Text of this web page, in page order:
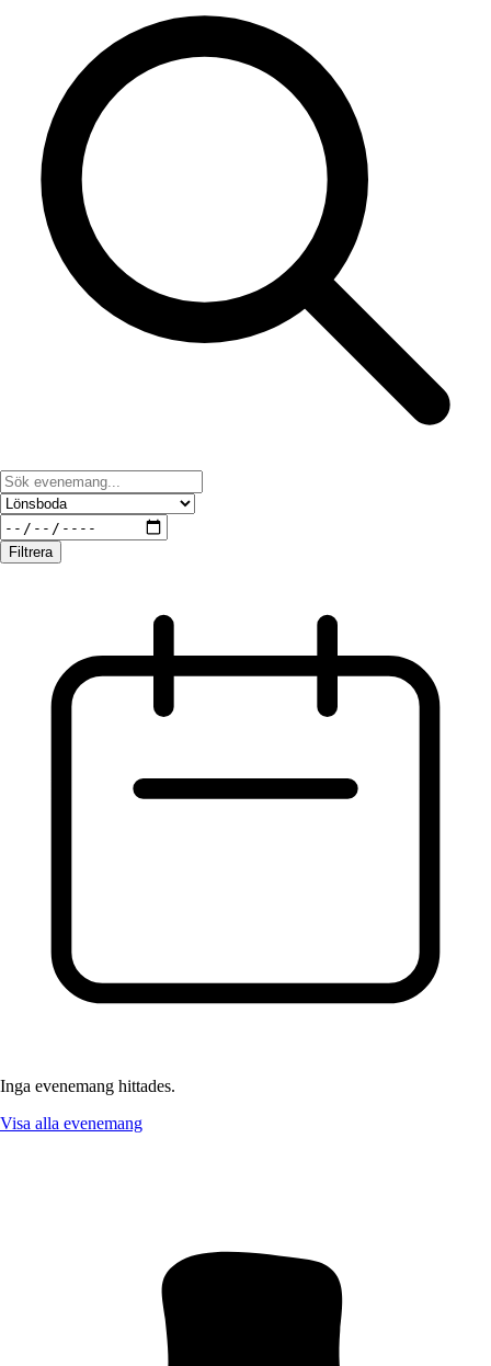
Filtrera
Inga evenemang hittades.
Visa alla evenemang